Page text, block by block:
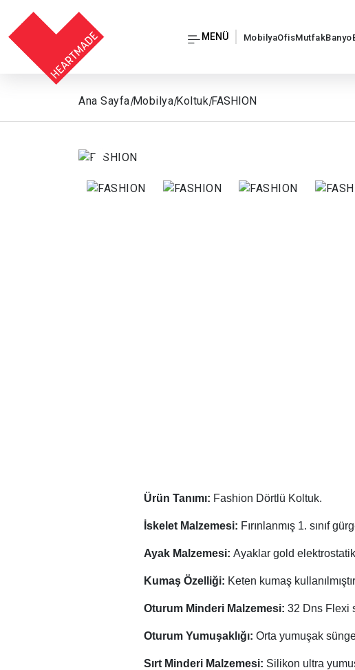
MENÜ MobilyaOfisMutfakBanyo
Ana Sayfa|Mobilya|Koltuk|FASHION
Ürün Tanımı: Fashion Dörtlü Koltuk.
İskelet Malzemesi: Fırınlanmış 1. sınıf
Ayak Malzemesi: Ayaklar gold
Kumaş Özelliği: Keten kumaş
Oturum Minderi Malzemesi: 32 Dns Flexi
Oturum Yumuşaklığı: Orta yumuşak
Sırt Minderi Malzemesi: Silikon ultra